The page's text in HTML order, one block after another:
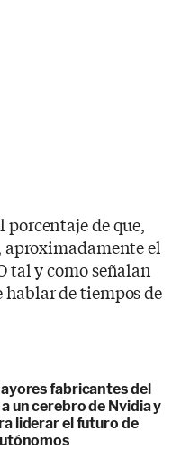
porcentaje de que,
aproximadamente el
tal y como señalan
hablar de tiempos de
fabricantes del
un cerebro de Nvidia y
liderar el futuro de